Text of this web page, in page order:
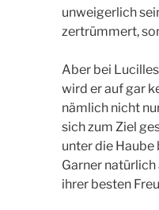
unweigerlich
zertrümmert,
Aber bei
wird er auf gar
nämlich nicht
sich zum Ziel
unter die
Garner
ihrer besten